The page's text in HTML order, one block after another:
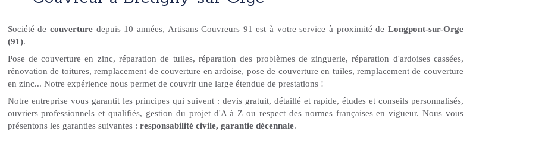
Société de couverturedepuis 10 années, Artisans Couvreurs 91 est à votre service à proximité de Longpont-sur-Orge
(91).
Pose de couverture en zinc, réparation de tuiles, réparation des problèmes de zinguerie, réparation d'ardoises cassées,
rénovation de toitures, remplacement de couverture en ardoise, pose de couverture en tuiles, remplacement de couverture
en zinc... Notre expérience nous permet de couvrir une large étendue de prestations !
Notre entreprise vous garantit les principes qui suivent : devis gratuit, détaillé et rapide, études et conseils personnalisés,
ouvriers professionnels et qualifiés, gestion du projet d'A à Z ou respect des normes françaises en vigueur. Nous vous
présentons les garanties suivantes : responsabilité civile, garantie décennale.